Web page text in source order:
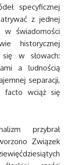
specyficznej
z jednej
świadomości
historycznej
w słowach:
a ludnością
separacji,
wciąż się
przybrał
Związek